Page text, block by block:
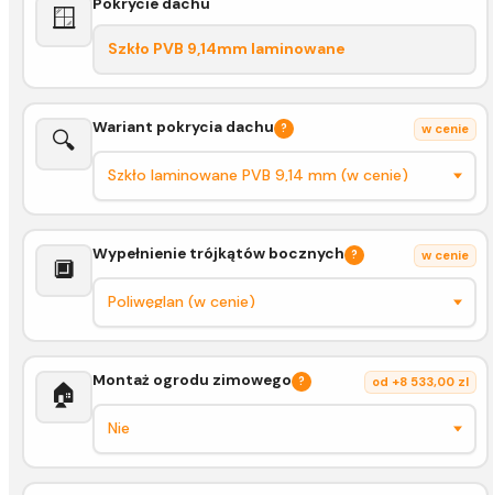
🪟 Pokrycie dachu
Szkło PVB 9,14mm laminowane
🔍 Wariant pokrycia dachu ? w cenie
🔲
Wypełnienie trójkątów bocznych ? w cenie
🏠 Montaż ogrodu zimowego ? od +8 533,00 zl